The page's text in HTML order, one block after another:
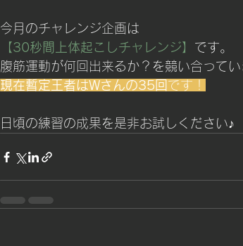
今月のチャレンジ企画は
【30秒間上体起こしチャレンジ】 です。
腹筋運動が何回出来るか？を競い合ってい
現在暫定王者はWさんの35回 です！
日頃の練習の成果を是非お試しください♪